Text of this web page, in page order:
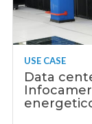
USE CASE
Data